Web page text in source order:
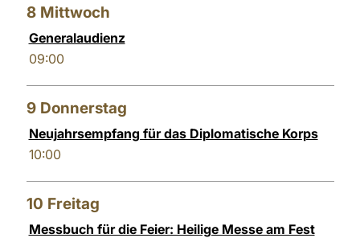
8 Mittwoch
Generalaudienz
09:00
9 Donnerstag
Neujahrsempfang für das Diplomatische Korps
10:00
10 Freitag
Messbuch für die Feier: Heilige Messe am Fest